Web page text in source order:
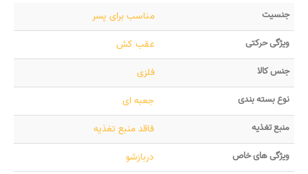
جنسیت مناسب برای پسر
ویژگی حرکتی عقب کش
جنس کالا فلزی
نوع بسته بندی جعبه ای
منبع تغذیه فاقد منبع تغذیه
ویژگی های خاص دربازشو